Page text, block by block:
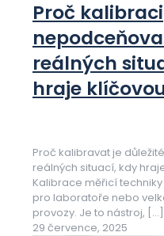
Proč kalibraci
reálných
hraje
Proč kalibravat je
reálných situací, kdy
Kalibrace měřicí
pro laboratoře nebo
provozy. Je to nástroj, […]
29 července, 2025